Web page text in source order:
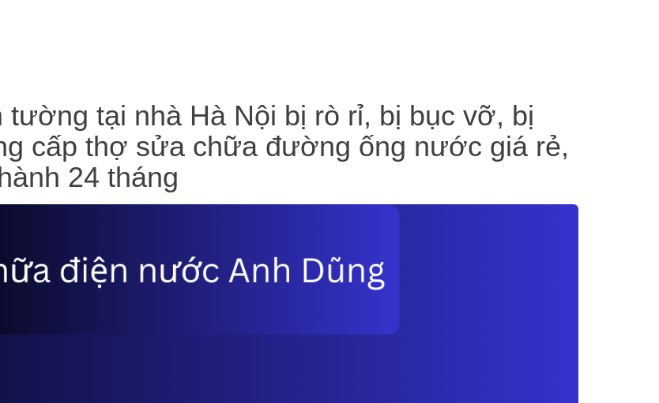
tại nhà Hà Nội bị rò rỉ, bị bục vỡ, bị
cấp thợ sửa chữa đường ống nước giá rẻ,
24 tháng